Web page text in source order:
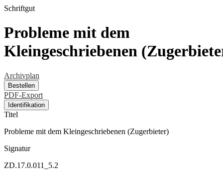
Schriftgut
Probleme mit dem
Kleingeschriebenen
Archivplan
Bestellen
PDF-Export
Identifikation
Titel
Probleme mit dem Kleingeschriebenen (Zugerbieter)
Signatur
ZD.17.0.011_5.2